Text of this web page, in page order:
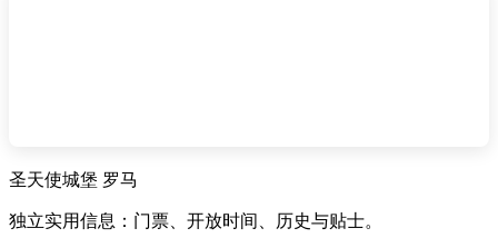
圣天使城堡 罗马
独立实用信息：门票、开放时间、历史与贴士。